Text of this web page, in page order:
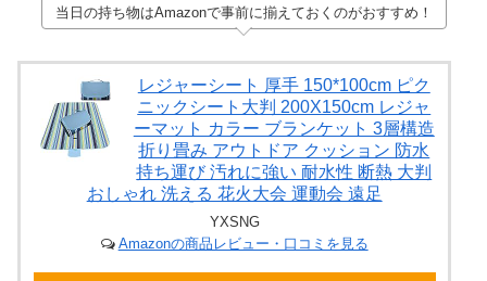
当日の持ち物はAmazonで事前に揃えておくのがおすすめ！
レジャーシート 厚手 150*100cm ピク
ニックシート大判 200X150cm レジャ
ーマット カラー ブランケット 3層構造
折り畳み アウトドア クッション 防水
持ち運び 汚れに強い 耐水性 断熱 大判
おしゃれ 洗える 花火大会 運動会 遠足
YXSNG
Amazonの商品レビュー・口コミを見る